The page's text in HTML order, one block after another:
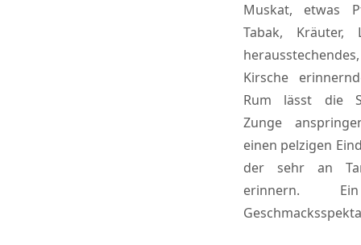
Muskat, etwas
Tabak, Kräuter,
Kirsche
Rum lässt die
Zunge
einen pelzigen
der sehr an
erinnern.